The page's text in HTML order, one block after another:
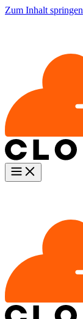
Zum Inhalt springen